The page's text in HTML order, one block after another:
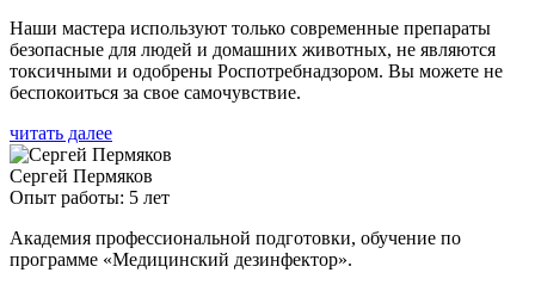
Наши мастера используют только современные препараты
безопасные для людей и домашних животных, не являются
токсичными и одобрены Роспотребнадзором. Вы можете не
беспокоиться за свое самочувствие.
читать далее
Сергей Пермяков
Опыт работы: 5 лет
Академия профессиональной подготовки, обучение по
программе «Медицинский дезинфектор».